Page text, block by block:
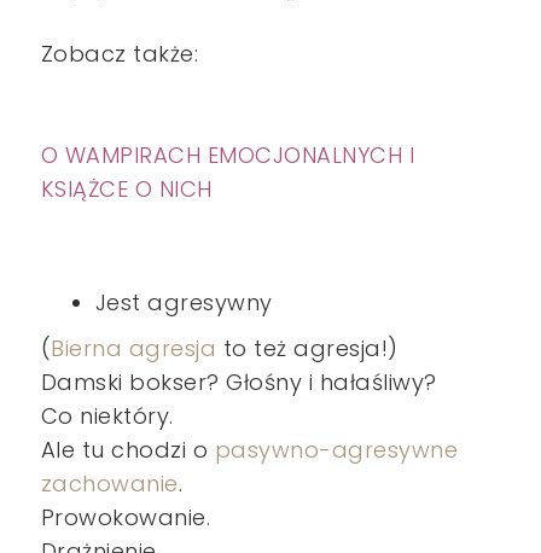
Zobacz także:
O WAMPIRACH EMOCJONALNYCH I
KSIĄŻCE O NICH
Jest agresywny
(Bierna agresja to też agresja!)
Damski bokser? Głośny i hałaśliwy?
Co niektóry.
Ale tu chodzi o pasywno-agresywne
zachowanie.
Prowokowanie.